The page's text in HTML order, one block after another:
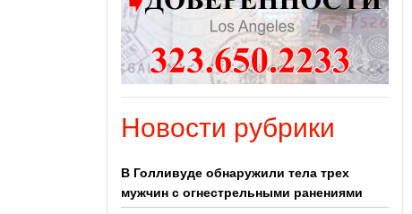
Новости рубрики
В Голливуде обнаружили тела трех
мужчин с огнестрельными ранениями